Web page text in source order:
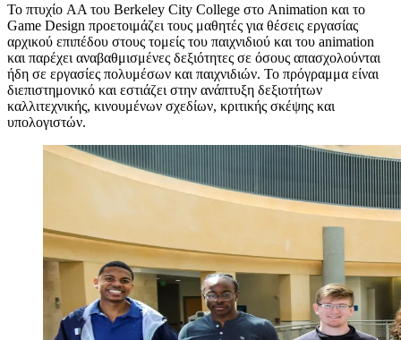
Το πτυχίο AA του Berkeley City College στο Animation και το
Game Design προετοιμάζει τους μαθητές για θέσεις εργασίας
αρχικού επιπέδου στους τομείς του παιχνιδιού και του animation
και παρέχει αναβαθμισμένες δεξιότητες σε όσους απασχολούνται
ήδη σε εργασίες πολυμέσων και παιχνιδιών. Το πρόγραμμα είναι
διεπιστημονικό και εστιάζει στην ανάπτυξη δεξιοτήτων
καλλιτεχνικής, κινουμένων σχεδίων, κριτικής σκέψης και
υπολογιστών.